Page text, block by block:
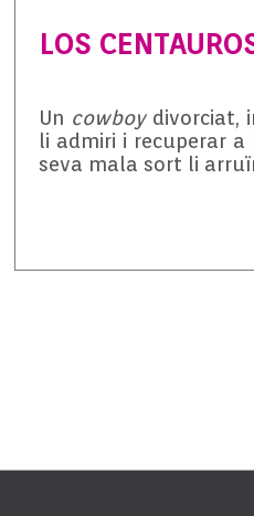
LOS
Un cowboydivorciat,
li admiri i recuperar a
seva mala sort li